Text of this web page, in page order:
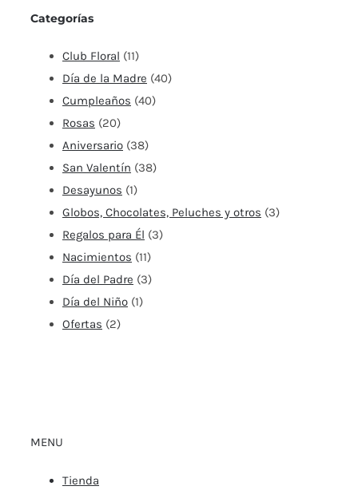
Categorías
Club Floral (11)
Día de la Madre (40)
Cumpleaños (40)
Rosas (20)
Aniversario (38)
San Valentín (38)
Desayunos (1)
Globos, Chocolates, Peluches y otros (3)
Regalos para Él (3)
Nacimientos (11)
Día del Padre (3)
Día del Niño (1)
Ofertas (2)
MENU
Tienda